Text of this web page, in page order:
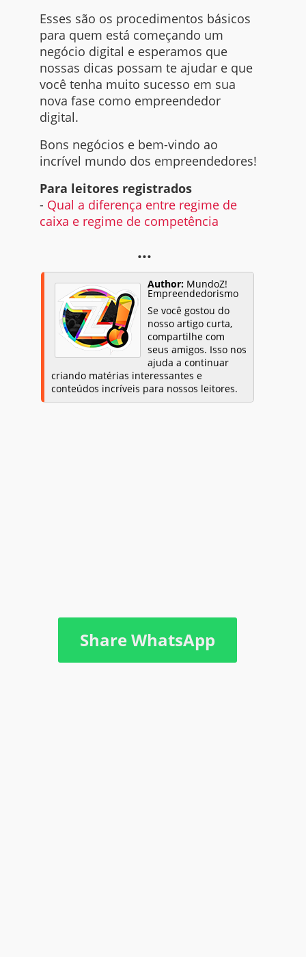
Esses são os procedimentos básicos
para quem está começando um
negócio digital e esperamos que
nossas dicas possam te ajudar e que
você tenha muito sucesso em sua
nova fase como empreendedor
digital.
Bons negócios e bem-vindo ao
incrível mundo dos empreendedores!
Para leitores registrados
- Qual a diferença entre regime de
caixa e regime de competência
...
Author:MundoZ!
Empreendedorismo
Se você gostou do
nosso artigo curta,
compartilhe com
seus amigos. Isso nos
ajuda a continuar
criando matérias interessantes e
conteúdos incríveis para nossos leitores.
Share WhatsApp